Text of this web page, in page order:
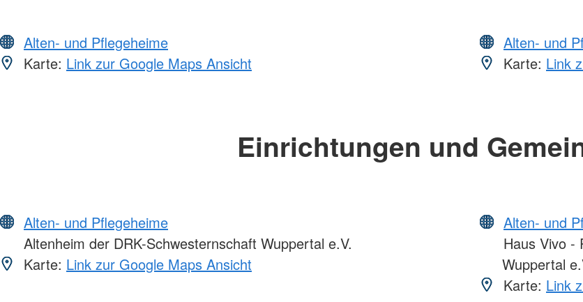
Alten- und Pflegeheime
Karte: Link zur Google Maps Ansicht
Alten- und
Karte: Link
Einrichtungen und
Alten- und Pflegeheime
Altenheim der DRK-Schwesternschaft Wuppertal e.V.
Karte: Link zur Google Maps Ansicht
Alten- und
Haus Vivo -
Wuppertal
Karte: Link